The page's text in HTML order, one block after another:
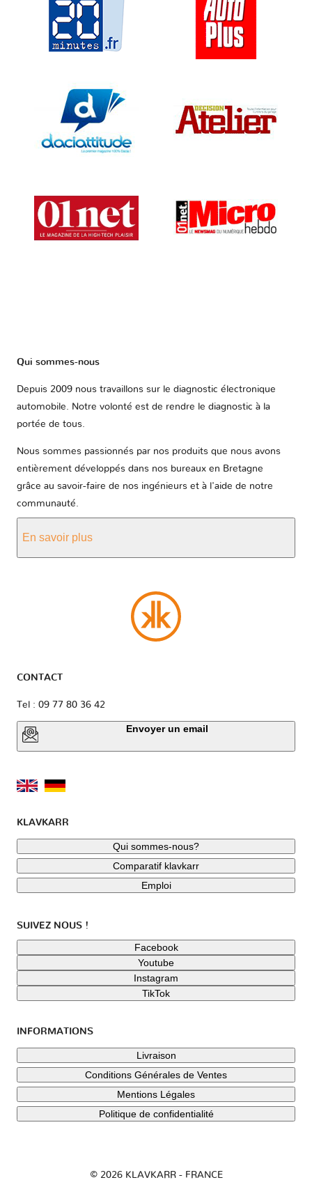
Qui sommes-nous
Depuis 2009 nous travaillons sur le diagnostic électronique
automobile. Notre volonté est de rendre le diagnostic à la
portée de tous.
Nous sommes passionnés par nos produits que nous avons
entièrement développés dans nos bureaux en Bretagne
grâce au savoir-faire de nos ingénieurs et à l'aide de notre
communauté.
En savoir plus
CONTACT
Tel : 09 77 80 36 42
Envoyer un email
KLAVKARR
Qui sommes-nous?
Comparatif klavkarr
Emploi
SUIVEZ NOUS !
Facebook
Youtube
Instagram
TikTok
INFORMATIONS
Livraison
Conditions Générales de Ventes
Mentions Légales
Politique de confidentialité
© 2026 KLAVKARR - FRANCE